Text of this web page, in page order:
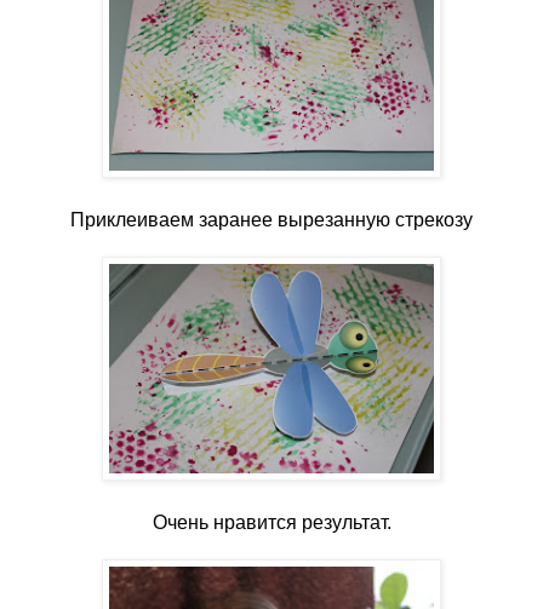
Приклеиваем заранее вырезанную стрекозу
Очень нравится результат.